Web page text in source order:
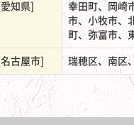
[愛知県]
幸田町、岡崎
市、小牧市、
町、弥富市、
[名古屋市] 瑞穂区、南区